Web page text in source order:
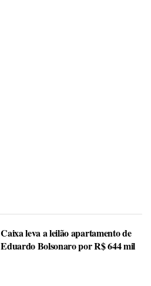
Caixa leva a leilão apartamento de
Eduardo Bolsonaro por R$ 644 mil